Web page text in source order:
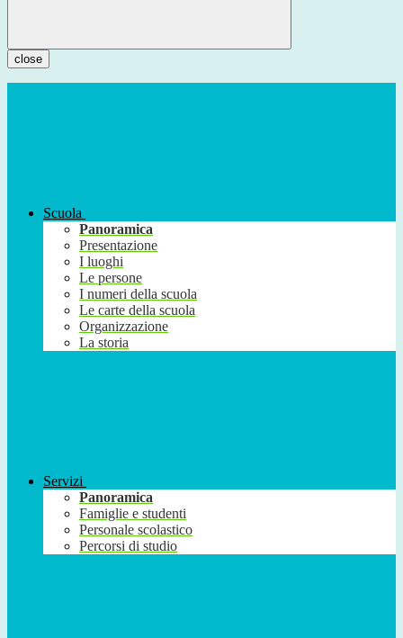
close
Scuola
Panoramica
Presentazione
I luoghi
Le persone
I numeri della scuola
Le carte della scuola
Organizzazione
La storia
Servizi
Panoramica
Famiglie e studenti
Personale scolastico
Percorsi di studio